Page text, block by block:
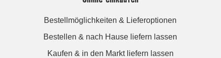
Bestellmöglichkeiten & Lieferoptionen
Bestellen & nach Hause liefern lassen
Kaufen & in den Markt liefern lassen